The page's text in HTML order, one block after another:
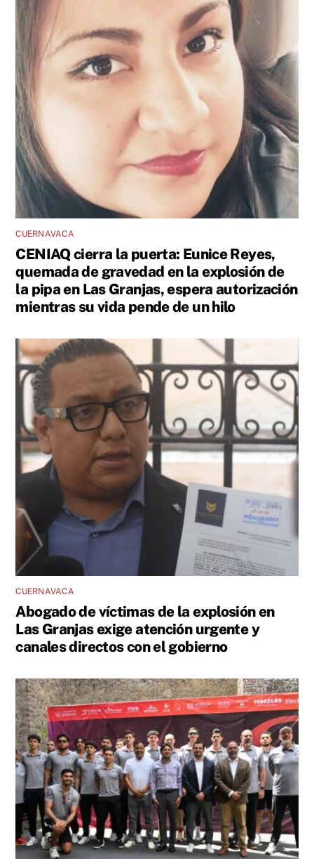
CUERNAVACA
CENIAQ cierra la puerta: Eunice Reyes,
quemada de gravedad en la explosión de
la pipa en Las Granjas, espera autorización
mientras su vida pende de un hilo
CUERNAVACA
Abogado de víctimas de la explosión en
Las Granjas exige atención urgente y
canales directos con el gobierno